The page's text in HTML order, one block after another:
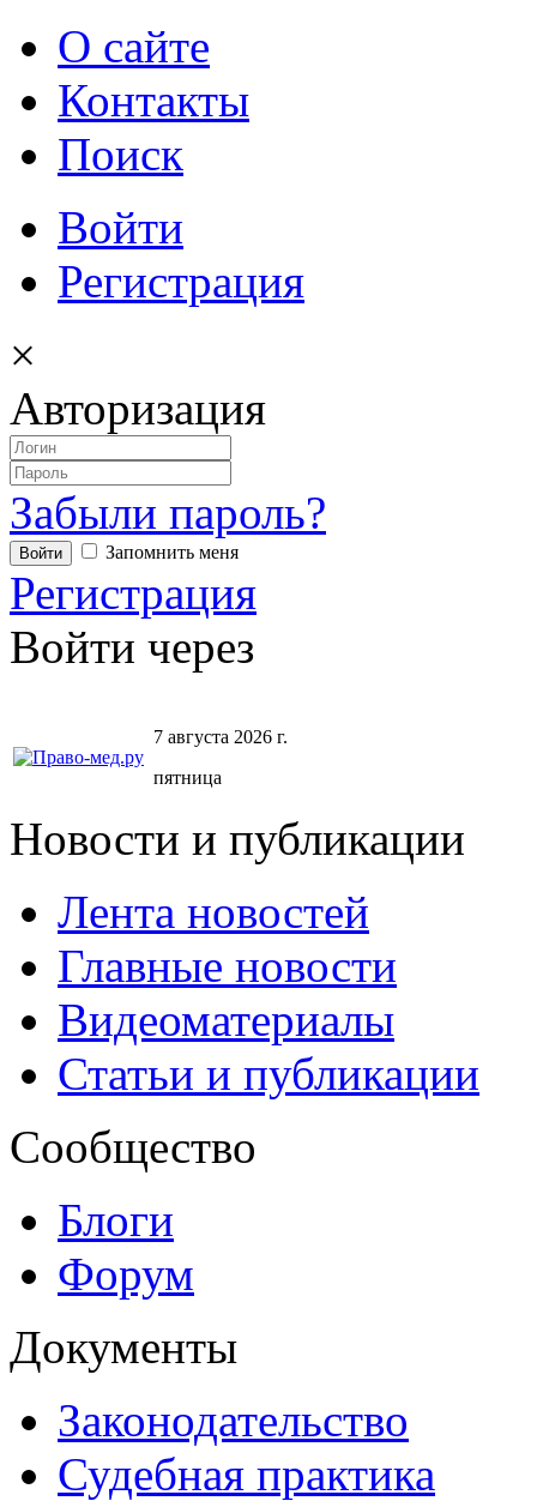
О сайте
Контакты
Поиск
Войти
Регистрация
×
Авторизация
Забыли пароль?
Запомнить меня
Регистрация
Войти через
7 августа 2026 г.
пятница
Новости и публикации
Лента новостей
Главные новости
Видеоматериалы
Статьи и публикации
Сообщество
Блоги
Форум
Документы
Законодательство
Судебная практика